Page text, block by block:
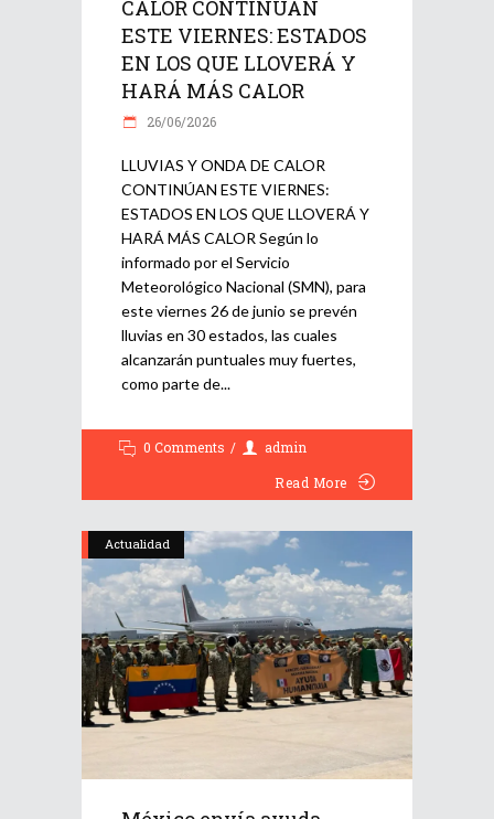
CALOR CONTINÚAN
ESTE VIERNES: ESTADOS
EN LOS QUE LLOVERÁ Y
HARÁ MÁS CALOR
26/06/2026
LLUVIAS Y ONDA DE CALOR
CONTINÚAN ESTE VIERNES:
ESTADOS EN LOS QUE LLOVERÁ Y
HARÁ MÁS CALOR Según lo
informado por el Servicio
Meteorológico Nacional (SMN), para
este viernes 26 de junio se prevén
lluvias en 30 estados, las cuales
alcanzarán puntuales muy fuertes,
como parte de
0 Comments
admin
Read More
Actualidad